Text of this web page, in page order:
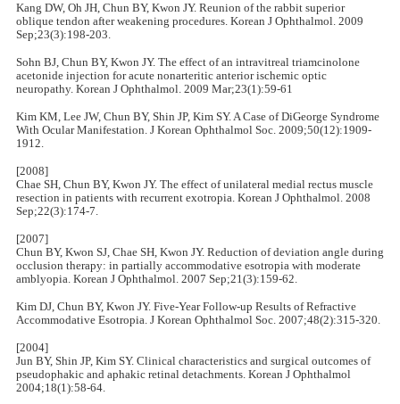
Kang DW, Oh JH, Chun BY, Kwon JY. Reunion of the rabbit superior
oblique tendon after weakening procedures. Korean J Ophthalmol. 2009
Sep;23(3):198-203.
Sohn BJ, Chun BY, Kwon JY. The effect of an intravitreal triamcinolone
acetonide injection for acute nonarteritic anterior ischemic optic
neuropathy. Korean J Ophthalmol. 2009 Mar;23(1):59-61
Kim KM, Lee JW, Chun BY, Shin JP, Kim SY. A Case of DiGeorge Syndrome
With Ocular Manifestation. J Korean Ophthalmol Soc. 2009;50(12):1909-
1912.
[2008]
Chae SH, Chun BY, Kwon JY. The effect of unilateral medial rectus muscle
resection in patients with recurrent exotropia. Korean J Ophthalmol. 2008
Sep;22(3):174-7.
[2007]
Chun BY, Kwon SJ, Chae SH, Kwon JY. Reduction of deviation angle during
occlusion therapy: in partially accommodative esotropia with moderate
amblyopia. Korean J Ophthalmol. 2007 Sep;21(3):159-62.
Kim DJ, Chun BY, Kwon JY. Five-Year Follow-up Results of Refractive
Accommodative Esotropia. J Korean Ophthalmol Soc. 2007;48(2):315-320.
[2004]
Jun BY, Shin JP, Kim SY. Clinical characteristics and surgical outcomes of
pseudophakic and aphakic retinal detachments. Korean J Ophthalmol
2004;18(1):58-64.